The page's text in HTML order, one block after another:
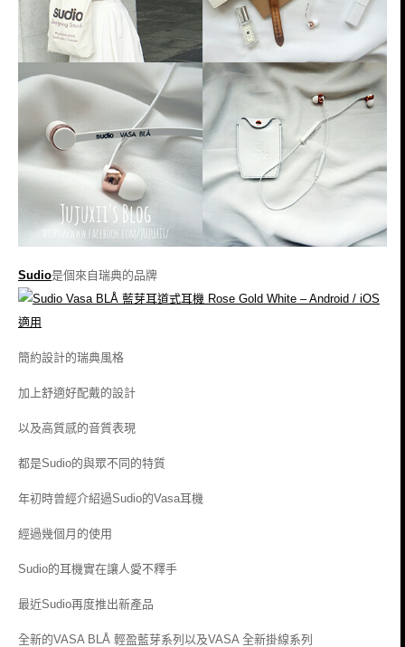
Sudio是個來自瑞典的品牌
簡約設計的瑞典風格
加上舒適好配戴的設計
以及高質感的音質表現
都是Sudio的與眾不同的特質
年初時曾經介紹過Sudio的Vasa耳機
經過幾個月的使用
Sudio的耳機實在讓人愛不釋手
最近Sudio再度推出新產品
全新的VASA BLÅ 輕盈藍芽系列 以及VASA 全新掛線系列